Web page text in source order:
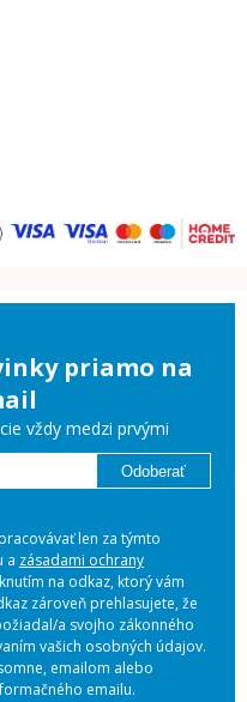
priamo na
vždy medzi prvými
Odoberať
len za týmto
a zásadami ochrany
na odkaz, ktorý vám
zároveň prehlasujete, že
a svojho zákonného
vašich osobných údajov.
emailom alebo
emailu.